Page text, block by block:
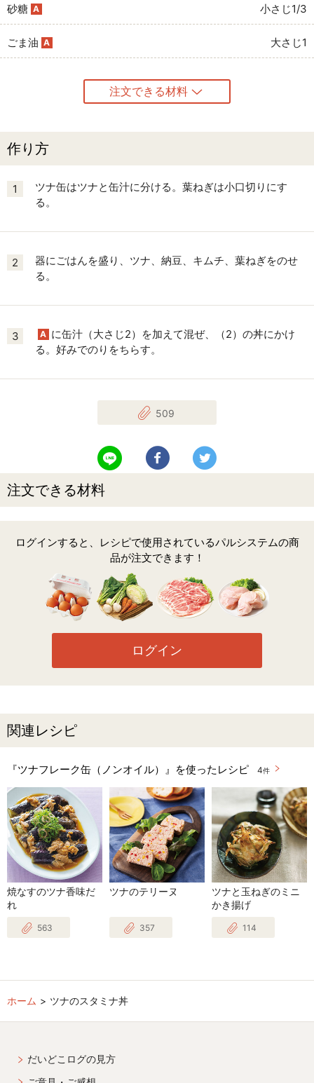
砂糖 A 小さじ1/3
ごま油 A 大さじ1
注文できる材料
作り方
1
ツナ缶はツナと缶汁に分ける。葉ねぎは小口切りにす
る。
2
器にごはんを盛り、ツナ、納豆、キムチ、葉ねぎをのせ
る。
3 A に缶汁（大さじ2）を加えて混ぜ、（2）の丼にかけ
る。好みでのりをちらす。
509
LINEで送る Facebookでシェアする
注文できる材料
ログインすると、レシピで使用されているパルシステムの商
品が注文できます！
ログイン
関連レシピ
『ツナフレーク缶（ノンオイル）』を使ったレシピ 4件
焼なすのツナ香味だ
れ
563
ツナのテリーヌ
357
ツナと玉ねぎのミニ
かき揚げ
114
ホーム ツナのスタミナ丼
だいどこログの見方